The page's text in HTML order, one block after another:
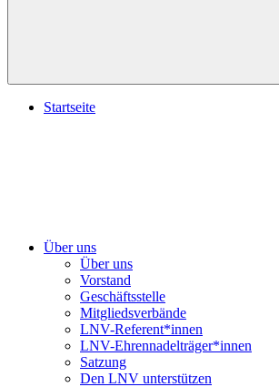
Startseite
Über uns
Über uns
Vorstand
Geschäftsstelle
Mitgliedsverbände
LNV-Referent*innen
LNV-Ehrennadelträger*innen
Satzung
Den LNV unterstützen